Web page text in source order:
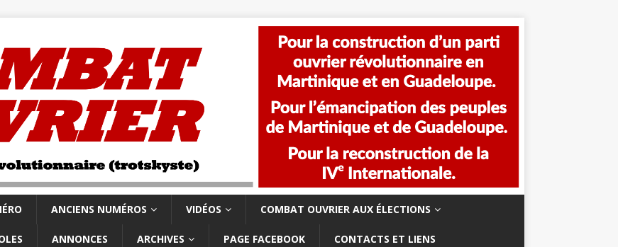
ANCIENS NUMÉROS VIDÉOS COMBAT OUVRIER AUX ÉLECTIONS
ANNONCES ARCHIVES PAGE FACEBOOK CONTACTS ET LIENS